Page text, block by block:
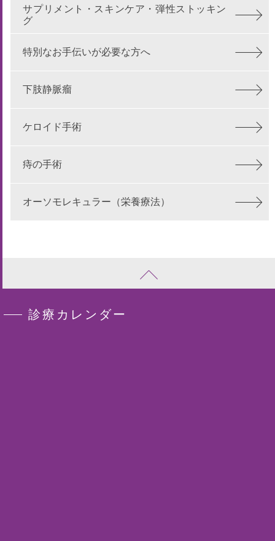
サプリメント・スキンケア・弾性ストッキン
グ
特別なお手伝いが必要な方へ
下肢静脈瘤
ケロイド手術
痔の手術
オーソモレキュラー（栄養療法）
診療カレンダー